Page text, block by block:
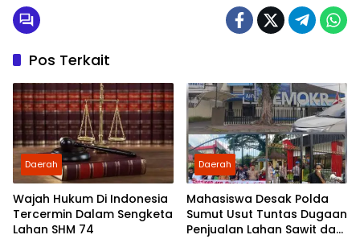
Pos Terkait
Daerah
Wajah Hukum Di Indonesia
Tercermin Dalam Sengketa
Lahan SHM 74
Daerah
Mahasiswa Desak Polda
Sumut Usut Tuntas Dugaan
Penjualan Lahan Sawit dan